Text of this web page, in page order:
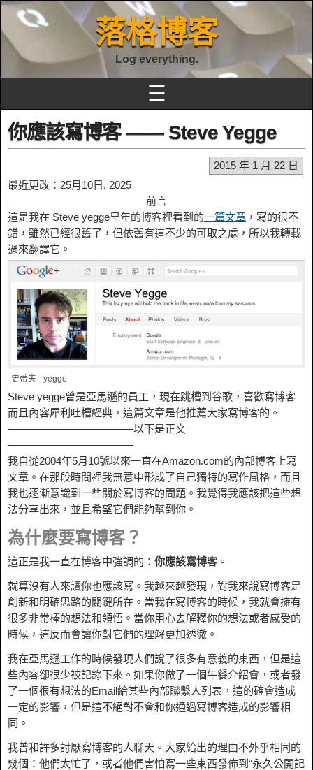
落格博客
Log everything.
☰
你應該寫博客 —— Steve Yegge
2015 年 1 月 22 日
最近更改：25月10日, 2025
前言
這是我在 Steve yegge早年的博客裡看到的一篇文章 ，寫的很不
錯，雖然已經很舊了，但依舊有這不少的可取之處，所以我轉載
過來翻譯它。
史蒂夫 - yegge
Steve yegge曾是亞馬遜的員工，現在跳槽到谷歌，喜歡寫博客
而且內容犀利吐槽經典，這篇文章是他推薦大家寫博客的。
————————————以下是正文
————————————
我自從2004年5月10號以來一直在Amazon.com的內部博客上寫
文章。在那段時間裡我無意中形成了自己獨特的寫作風格，而且
我也逐漸意識到一些關於寫博客的問題。我覺得我應該把這些想
法分享出來，並且希望它們能夠幫到你。
為什麼要寫博客？
這正是我一直在博客中強調的： 你應該寫博客。
就算沒有人來讀你也應該寫。我越來越發現，對我來說寫博客是
創新和明確思路的關鍵所在。當我在寫博客的時候，我就會擁有
很多非常棒的想法和領悟。當你用心去解釋你的想法或者感受的
時候，這反而會讓你對它們的理解更加透徹。
我在亞馬遜工作的時候發現人們說了很多有意義的東西，但是這
些內容卻很少被記錄下來。如果你做了一個午餐介紹會，或者發
了一個很有想法的Email給某些內部聯繫人列表，這的確會造成
一定的影響，但是這不絕對不會和你通過寫博客造成的影響相
同。
我曾和許多討厭寫博客的人聊天。大家給出的理由不外乎相同的
幾個：他們太忙了，或者他們害怕寫一些東西發佈到“永久公開記